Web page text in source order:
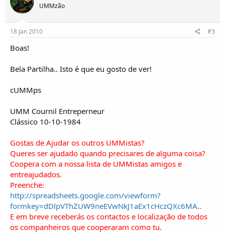
UMMzão
18 Jan 2010 #3
Boas!
Bela Partilha.. Isto é que eu gosto de ver!
cUMMps
UMM Cournil Entreperneur
Clássico 10-10-1984
Gostas de Ajudar os outros UMMistas?
Queres ser ajudado quando precisares de alguma coisa?
Coopera com a nossa lista de UMMistas amigos e
entreajudados.
Preenche:
http://spreadsheets.google.com/viewform?
formkey=dDlpVThZUW9neEVwNkJ1aEx1cHczQXc6MA..
E em breve receberás os contactos e localização de todos
os companheiros que cooperaram como tu.